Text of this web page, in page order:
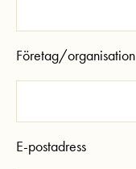
Företag/organisation
E-postadress